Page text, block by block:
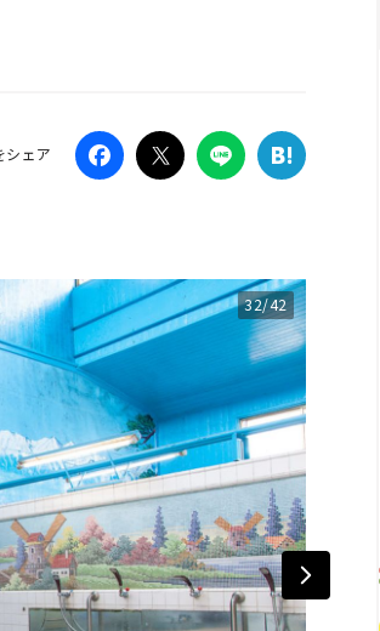
シェア
32/42
Campaign